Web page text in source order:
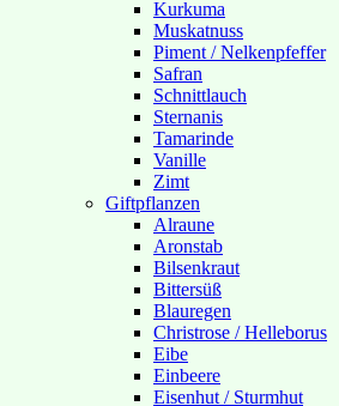
Kurkuma
Muskatnuss
Piment / Nelkenpfeffer
Safran
Schnittlauch
Sternanis
Tamarinde
Vanille
Zimt
Giftpflanzen
Alraune
Aronstab
Bilsenkraut
Bittersüß
Blauregen
Christrose / Helleborus
Eibe
Einbeere
Eisenhut / Sturmhut